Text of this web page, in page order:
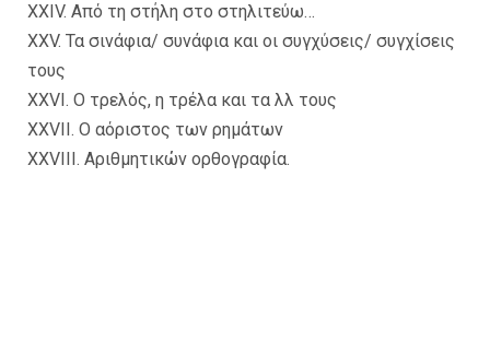
XXIV. Από τη στήλη στο στηλιτεύω…
XXV. Τα σινάφια/ συνάφια και οι συγχύσεις/ συγχίσεις
τους
XXVΙ. Ο τρελός, η τρέλα και τα λλ τους
XXVΙΙ. Ο αόριστος των ρημάτων
XXVΙΙΙ. Αριθμητικών ορθογραφία.